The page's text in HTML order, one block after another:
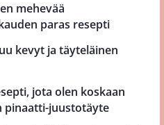
mehevää
paras resepti
kevyt ja täyteläinen
jota olen koskaan
pinaatti-juustotäyte